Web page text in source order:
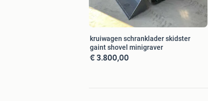
kruiwagen schranklader skidster
gaint shovel minigraver
€ 3.800,00